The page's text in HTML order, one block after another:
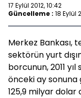
17 Eylül 2012, 10:42
Güncelleme : 18 Eylül
Merkez Bankası,
sektörün yurt
borcunun, 2011
önceki ay sonuna
125,9 milyar